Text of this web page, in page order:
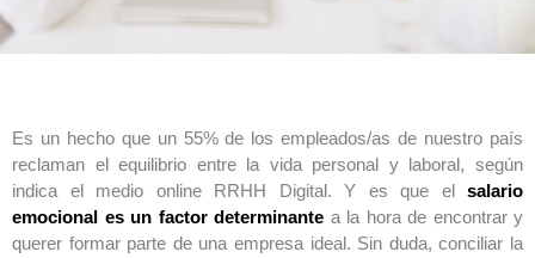
Es un hecho que un 55% de los empleados/as de nuestro país
reclaman el equilibrio entre la vida personal y laboral, según
indica el medio online RRHH Digital. Y es que el salario
emocional es un factor determinante a la hora de encontrar y
querer formar parte de una empresa ideal. Sin duda, conciliar la